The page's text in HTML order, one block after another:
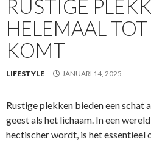
RUSTIGE
HELEMAAL
KOMT
LIFESTYLE JANUARI 14, 2025
Rustige plekken bieden een schat
geest als het lichaam. In een
hectischer wordt, is het essentieel